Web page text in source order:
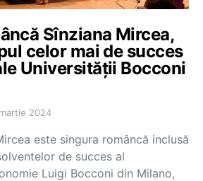
Sînziana Mircea,
celor mai de succes
Universității Bocconi
2024
este singura româncă inclusă
de succes al
Luigi Bocconi din Milano,